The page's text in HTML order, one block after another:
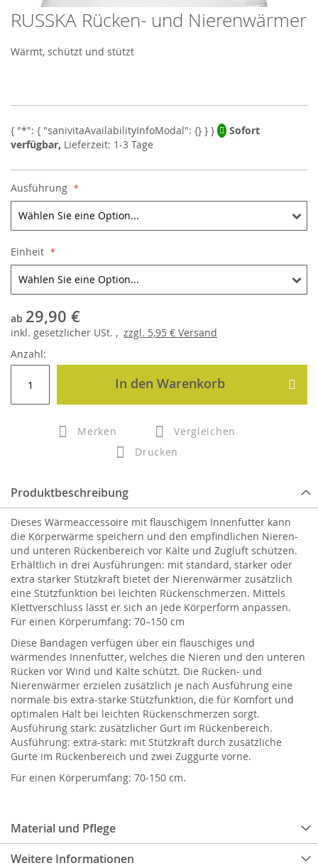
Skip
to
the
beginning
images
RUSSKA Rücken- und Nierenwärmer
Wärmt, schützt und stützt
Sofort
verfügbar, Lieferzeit: 1-3 Tage
Ausführung
Einheit
ab 29,90 €
inkl. gesetzlicher USt. , zzgl. 5,95 € Versand
Anzahl:
In den Warenkorb
Merken
Vergleichen
Drucken
Produktbeschreibung
Material und Pflege
Weitere Informationen
Dieses Wärmeaccessoire mit flauschigem Innenfutter kann
die Körperwärme speichern und den empfindlichen Nieren-
und unteren Rückenbereich vor Kälte und Zugluft schützen.
Erhältlich in drei Ausführungen: mit standard, starker oder
extra starker Stützkraft bietet der Nierenwärmer zusätzlich
eine Stützfunktion bei leichten Rückenschmerzen. Mittels
Klettverschluss lässt er sich an jede Körperform anpassen.
Für einen Körperumfang: 70–150 cm
Diese Bandagen verfügen über ein flauschiges und
wärmendes Innenfutter, welches die Nieren und den unteren
Rücken vor Wind und Kälte schützt. Die Rücken- und
Nierenwärmer erzielen zusätzlich je nach Ausführung eine
normale bis extra-starke Stützfunktion, die für Komfort und
optimalen Halt bei leichten Rückenschmerzen sorgt.
Ausführung stark: zusätzlicher Gurt im Rückenbereich.
Ausführung: extra-stark: mit Stützkraft durch zusätzliche
Gurte im Rückenbereich und zwei Zuggurte vorne.
Für einen Körperumfang: 70-150 cm.